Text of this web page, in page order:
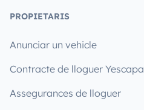
PROPIETARIS
Anunciar un vehicle
Contracte de lloguer Yescapa
Assegurances de lloguer